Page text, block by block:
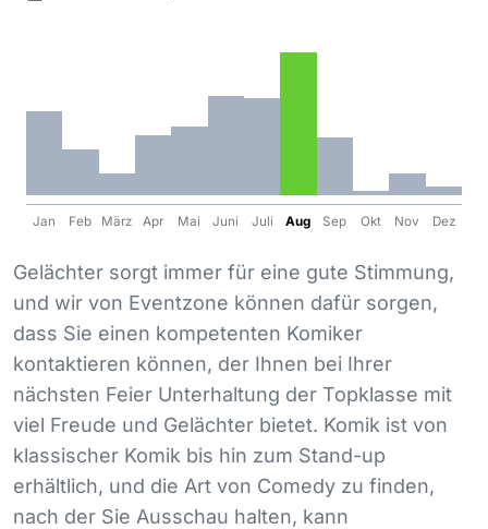
Jan Feb März Apr Mai Juni Juli Aug Sep Okt Nov Dez
Gelächter sorgt immer für eine gute Stimmung,
und wir von Eventzone können dafür sorgen,
dass Sie einen kompetenten Komiker
kontaktieren können, der Ihnen bei Ihrer
nächsten Feier Unterhaltung der Topklasse mit
viel Freude und Gelächter bietet. Komik ist von
klassischer Komik bis hin zum Stand-up
erhältlich, und die Art von Comedy zu finden,
nach der Sie Ausschau halten, kann